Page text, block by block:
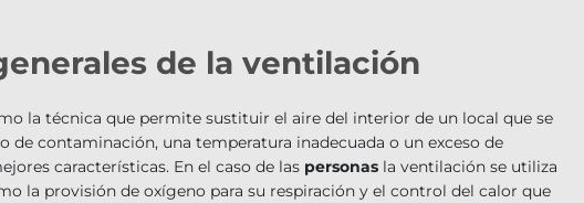
de la ventilación
la técnica que permite sustituir el aire del interior de un local que se
de contaminación, una temperatura inadecuada o un exceso de
características. En el caso de las personasla ventilación se utiliza
la provisión de oxígeno para su respiración y el control del calor que